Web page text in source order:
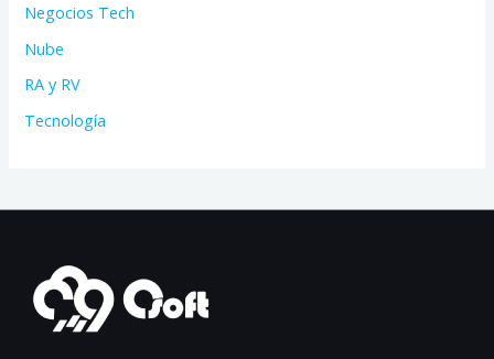
Negocios Tech
Nube
RA y RV
Tecnología